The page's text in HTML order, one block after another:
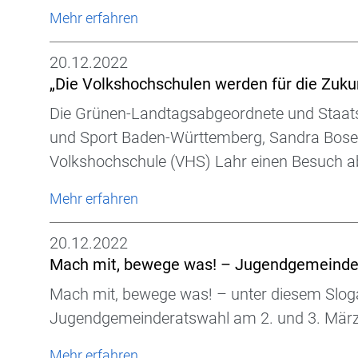
Mehr erfahren
20.12.2022
„Die Volkshochschulen werden für die
Die Grünen-Landtagsabgeordnete und
und Sport Baden-Württemberg, Sandra
Volkshochschule (VHS) Lahr einen Besuch
Mehr erfahren
20.12.2022
Mach mit, bewege was! –
Mach mit, bewege was! – unter diesem
Jugendgemeinderatswahl am 2. und 3.